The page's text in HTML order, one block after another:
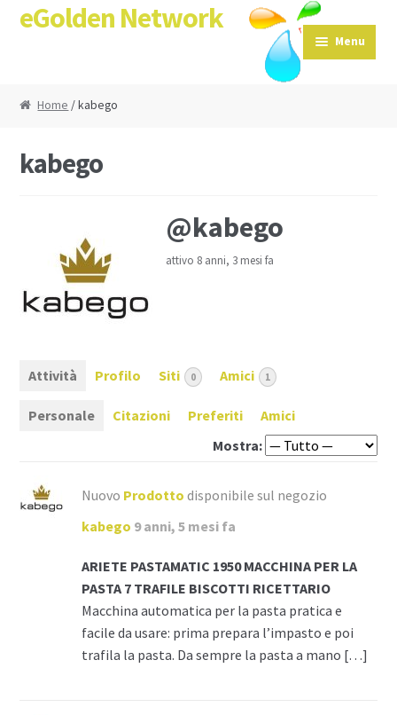
Skip to navigation
Skip to content
eGolden Network
Menu
Home / kabego
kabego
@kabego
attivo 8 anni, 3 mesi fa
Attività Profilo Siti 0 Amici 1
Personale Citazioni Preferiti
Amici
Mostra:
Nuovo Prodotto disponibile sul negozio
kabego 9 anni, 5 mesi fa
ARIETE PASTAMATIC 1950 MACCHINA PER LA
PASTA 7 TRAFILE BISCOTTI RICETTARIO
Macchina automatica per la pasta pratica e
facile da usare: prima prepara l’impasto e poi
trafila la pasta. Da sempre la pasta a mano […]